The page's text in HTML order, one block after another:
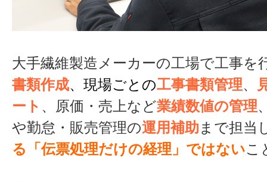
大手繊維製造メーカーの工場で工事を
書類作成、現場ごとの工事書類管理、
ート 、原価・売上など業績数値の管理
や勤怠・販売管理の運用補助まで担
る「伝票処理だけの経理」ではないこ